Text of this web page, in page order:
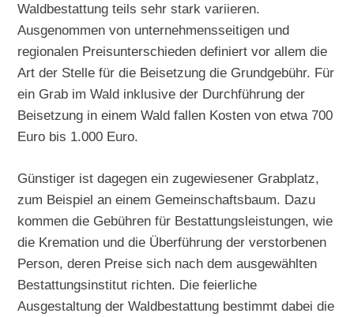
Waldbestattung teils sehr stark variieren.
Ausgenommen von unternehmensseitigen und
regionalen Preisunterschieden definiert vor allem die
Art der Stelle für die Beisetzung die Grundgebühr. Für
ein Grab im Wald inklusive der Durchführung der
Beisetzung in einem Wald fallen Kosten von etwa 700
Euro bis 1.000 Euro.
Günstiger ist dagegen ein zugewiesener Grabplatz,
zum Beispiel an einem Gemeinschaftsbaum. Dazu
kommen die Gebühren für Bestattungsleistungen, wie
die Kremation und die Überführung der verstorbenen
Person, deren Preise sich nach dem ausgewählten
Bestattungsinstitut richten. Die feierliche
Ausgestaltung der Waldbestattung bestimmt dabei die